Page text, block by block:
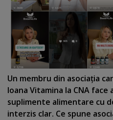
Un membru din asociaţia
Ioana Vitamina la CNA
suplimente alimentare cu
interzis clar. Ce spune